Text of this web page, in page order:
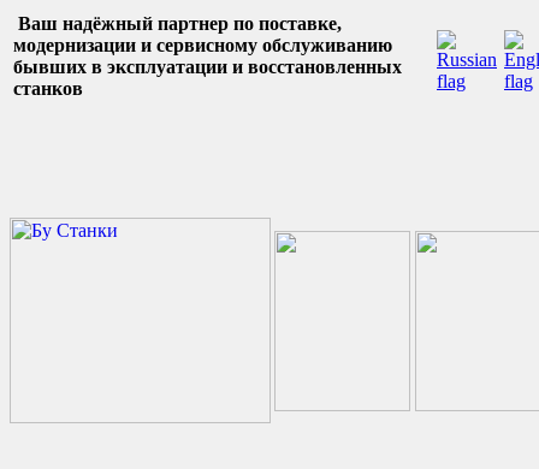
Ваш надёжный партнер по поставке,
модернизации и сервисному обслуживанию
бывших в эксплуатации и восстановленных
станков